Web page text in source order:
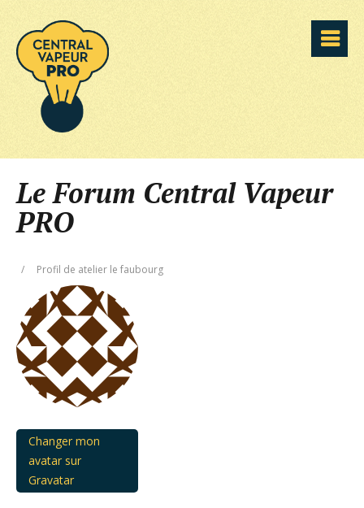
Le Forum Central Vapeur
PRO
/ Profil de atelier le faubourg
Changer mon
avatar sur
Gravatar